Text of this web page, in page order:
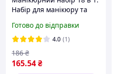
Набір для манікюру та
сталь) ШАРМ
Готово до відправки
4.0 (1)
165.54₴
186 ₴